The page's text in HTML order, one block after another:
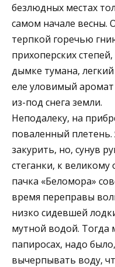
безлюдных местах
самом начале весны.
терпкой горечью
прихоперских
дымке тумана,
еле уловимый
из-под снега земли.
Неподалеку, на
поваленный плетень.
закурить, но, сунув
стеганки, к
пачка «Беломора»
время переправы
низко сидевшей
мутной водой. Тогда
папиросах, надо
вычерпывать воду,